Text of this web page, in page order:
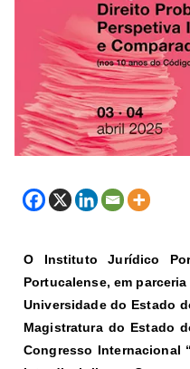
O Instituto Jurídico
Portucalense, em
Universidade do Estado
Magistratura do Estado
Congresso Internacional